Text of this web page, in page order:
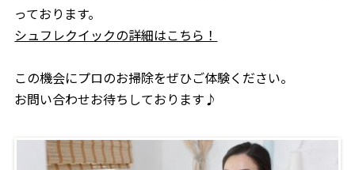
っております。
シュフレクイックの詳細はこちら！
この機会にプロのお掃除をぜひご体験ください。
お問い合わせお待ちしております♪